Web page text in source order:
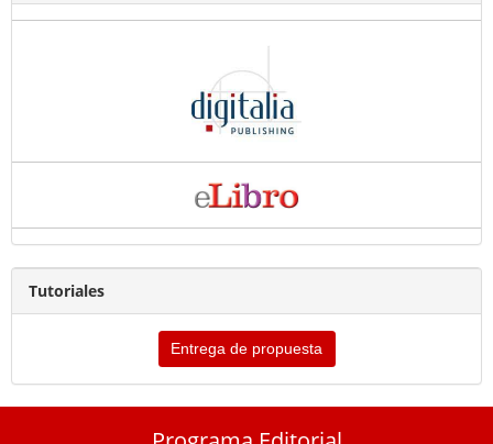
Tutoriales
Entrega de propuesta